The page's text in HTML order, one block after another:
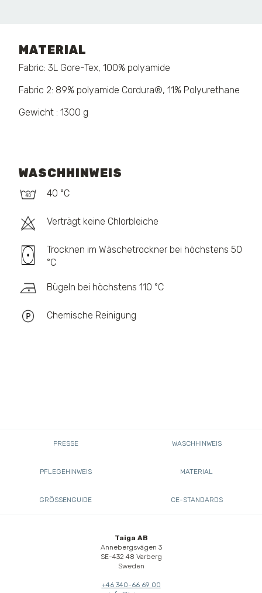
MATERIAL
Fabric: 3L Gore-Tex, 100% polyamide
Fabric 2: 89% polyamide Cordura®, 11% Polyurethane
Gewicht : 1300 g
WASCHHINWEIS
40 °C
Verträgt keine Chlorbleiche
Trocknen im Wäschetrockner bei höchstens 50
°C
Bügeln bei höchstens 110 °C
Chemische Reinigung
PRESSE WASCHHINWEIS
PFLEGEHINWEIS MATERIAL
GRÖSSENGUIDE CE-STANDARDS
Taiga AB
Annebergsvägen 3
SE-432 48 Varberg
Sweden
+46 340-66 69 00